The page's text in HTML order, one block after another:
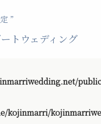
”
トウェディング
kojinmarri/